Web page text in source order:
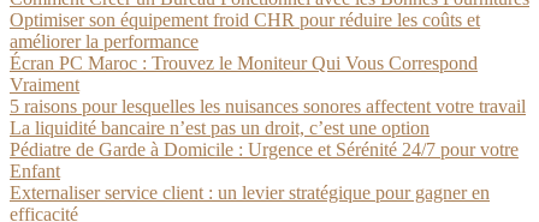
Optimiser son équipement froid CHR pour réduire les coûts et
améliorer la performance
Écran PC Maroc : Trouvez le Moniteur Qui Vous Correspond
Vraiment
5 raisons pour lesquelles les nuisances sonores affectent votre travail
La liquidité bancaire n’est pas un droit, c’est une option
Pédiatre de Garde à Domicile : Urgence et Sérénité 24/7 pour votre
Enfant
Externaliser service client : un levier stratégique pour gagner en
efficacité